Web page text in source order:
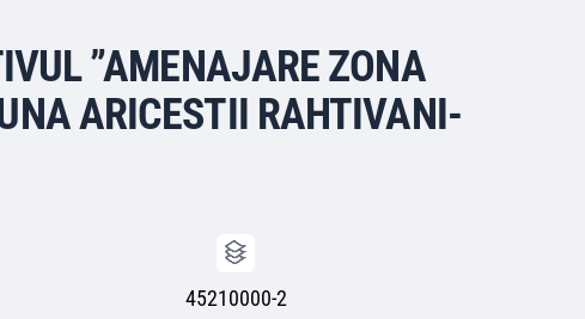
”AMENAJARE ZONA
ARICESTII RAHTIVANI-
45210000-2